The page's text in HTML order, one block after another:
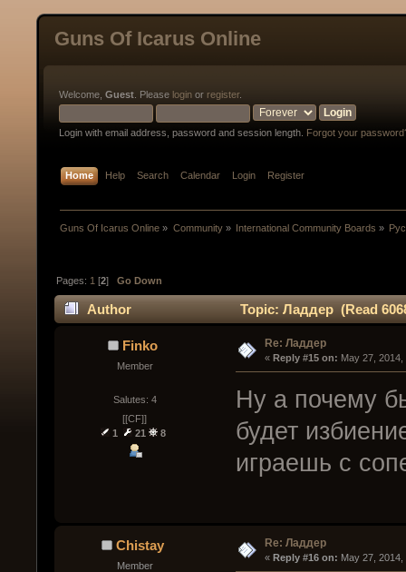
Guns Of Icarus Online
Welcome, Guest . Please login or register.
Login with email address, password and session length. Forgot your
Home Help Search Calendar Login Register
Guns Of Icarus Online » Community» International Community Boards »
Pages: 1 [2]Go Down
Author Topic: Ладдер (Read
Finko
Member
Salutes: 4
[[CF]]
1
21 8
Re: Ладдер
« Reply #15 on: May 27,
Ну а почему
будет
играешь с
Chistay
Member
Re: Ладдер
« Reply #16 on: May 27,